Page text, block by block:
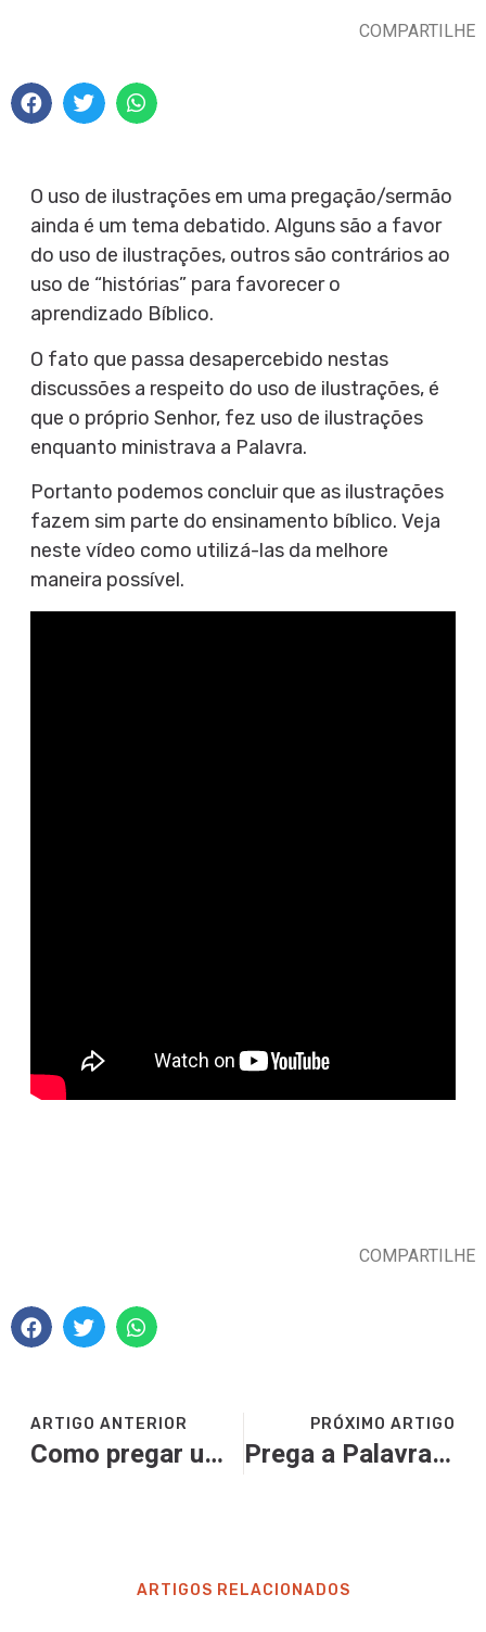
COMPARTILHE
O uso de ilustrações em uma pregação/sermão
ainda é um tema debatido. Alguns são a favor
do uso de ilustrações, outros são contrários ao
uso de “histórias” para favorecer o
aprendizado Bíblico.
O fato que passa desapercebido nestas
discussões a respeito do uso de ilustrações, é
que o próprio Senhor, fez uso de ilustrações
enquanto ministrava a Palavra.
Portanto podemos concluir que as ilustrações
fazem sim parte do ensinamento bíblico. Veja
neste vídeo como utilizá-las da melhore
maneira possível.
COMPARTILHE
ARTIGO ANTERIOR
Como pregar um sermão com quatro páginas
PRÓXIMO ARTIGO
Prega a Palavra, passos para a pregação expositiva
ARTIGOS RELACIONADOS